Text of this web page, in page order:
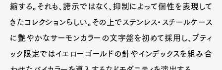
縮する。それも、誇示ではなく、抑制によって個性を表現して
きたコレクションらしい。その上でステンレス・スチールケース
に艶やかなサーモンカラーの文字盤を初めて採用し、ブティ
ック限定ではイエローゴールドの針やインデックスを組み合